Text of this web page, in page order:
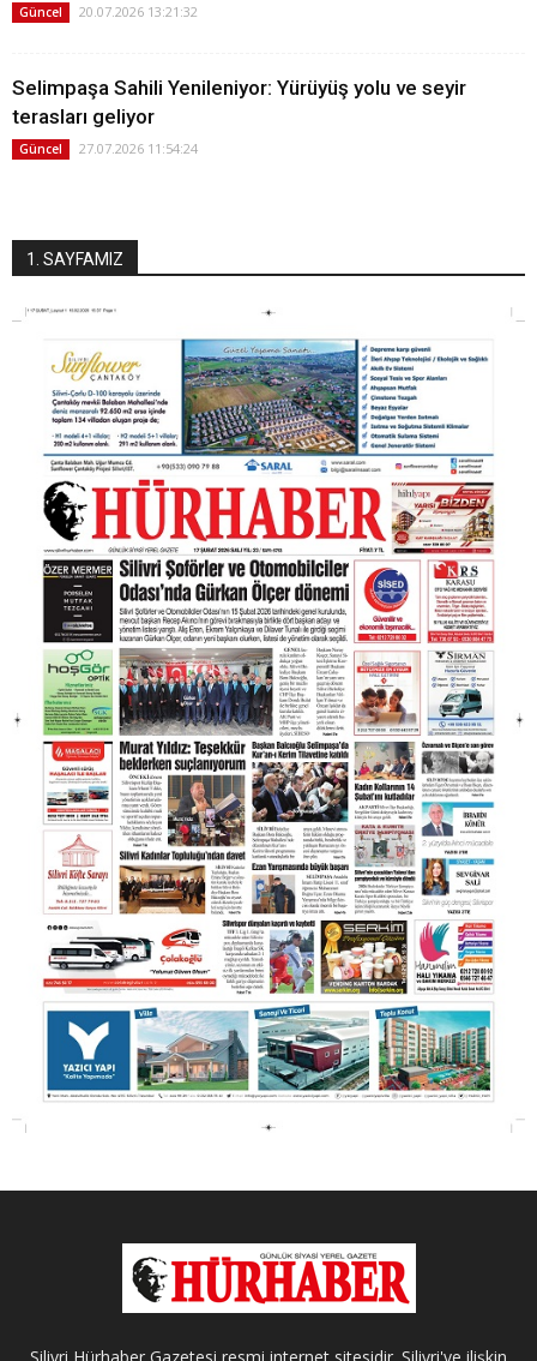
Güncel 20.07.2026 13:21:32
Selimpaşa Sahili Yenileniyor: Yürüyüş yolu ve seyir
terasları geliyor
Güncel 27.07.2026 11:54:24
1. SAYFAMIZ